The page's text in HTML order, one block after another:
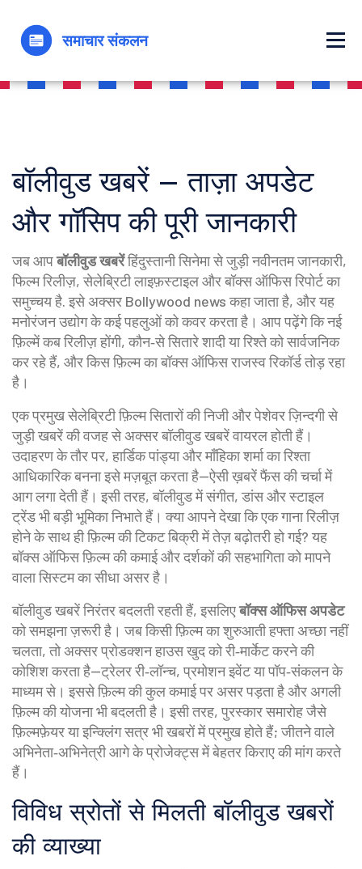
बॉलीवुड खबरें – ताज़ा अपडेट
और गॉसिप की पूरी जानकारी
जब आपबॉलीवुड खबरेंहिंदुस्तानी सिनेमा से जुड़ी नवीनतम जानकारी,
फिल्म रिलीज़, सेलेब्रिटी लाइफ़स्टाइल और बॉक्स ऑफिस रिपोर्ट का
समुच्चय है. इसे अक्सर Bollywood newsकहा जाता है, और यह
मनोरंजन उद्योग के कई पहलुओं को कवर करता है। आप पढ़ेंगे कि नई
फ़िल्में कब रिलीज़ होंगी, कौन‑से सितारे शादी या रिश्ते को सार्वजनिक
कर रहे हैं, और किस फ़िल्म का बॉक्स ऑफिस राजस्व रिकॉर्ड तोड़ रहा
है।
एक प्रमुखसेलेब्रिटीफ़िल्म सितारों की निजी और पेशेवर ज़िन्दगी से
जुड़ी खबरेंकी वजह से अक्सर बॉलीवुड खबरें वायरल होती हैं।
उदाहरण के तौर पर, हार्डिक पांड्या और माँहिका शर्मा का रिश्ता
आधिकारिक बनना इसे मज़बूत करता है—ऐसी ख़बरें फैंस की चर्चा में
आग लगा देती हैं। इसी तरह, बॉलीवुड में संगीत, डांस और स्टाइल
ट्रेंड भी बड़ी भूमिका निभाते हैं। क्या आपने देखा कि एक गाना रिलीज़
होने के साथ ही फ़िल्म की टिकट बिक्री में तेज़ बढ़ोतरी हो गई? यह
बॉक्स ऑफिसफ़िल्म की कमाई और दर्शकों की सहभागिता को मापने
वाला सिस्टमका सीधा असर है।
बॉलीवुड खबरें निरंतर बदलती रहती हैं, इसलिएबॉक्स ऑफिस अपडेट
को समझना ज़रूरी है। जब किसी फ़िल्म का शुरुआती हफ्ता अच्छा नहीं
चलता, तो अक्सर प्रोडक्शन हाउस खुद को री‑मार्केट करने की
कोशिश करता है—ट्रेलर री‑लॉन्च, प्रमोशन इवेंट या पॉप‑संकलन के
माध्यम से। इससे फ़िल्म की कुल कमाई पर असर पड़ता है और अगली
फ़िल्म की योजना भी बदलती है। इसी तरह, पुरस्कार समारोह जैसे
फ़िल्मफ़ेयर या इन्क्लिंग सत्र भी खबरों में प्रमुख होते हैं; जीतने वाले
अभिनेता‑अभिनेत्री आगे के प्रोजेक्ट्स में बेहतर किराए की मांग करते
हैं।
विविध स्रोतों से मिलती बॉलीवुड खबरों
की व्याख्या